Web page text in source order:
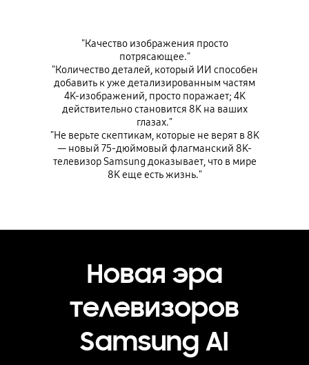
"Качество изображения просто
потрясающее."
"Количество деталей, который ИИ способен
добавить к уже детализированным частям
4K-изображений, просто поражает; 4K
действительно становится 8K на ваших
глазах."
"Не верьте скептикам, которые не верят в 8K
— новый 75-дюймовый флагманский 8K-
телевизор Samsung доказывает, что в мире
8K еще есть жизнь."
Новая эра
телевизоров
Samsung AI